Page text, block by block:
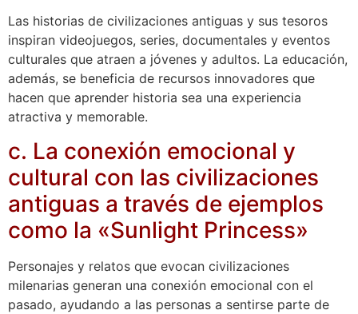
Las historias de civilizaciones antiguas y sus tesoros
inspiran videojuegos, series, documentales y eventos
culturales que atraen a jóvenes y adultos. La educación,
además, se beneficia de recursos innovadores que
hacen que aprender historia sea una experiencia
atractiva y memorable.
c. La conexión emocional y
cultural con las civilizaciones
antiguas a través de ejemplos
como la «Sunlight Princess»
Personajes y relatos que evocan civilizaciones
milenarias generan una conexión emocional con el
pasado, ayudando a las personas a sentirse parte de